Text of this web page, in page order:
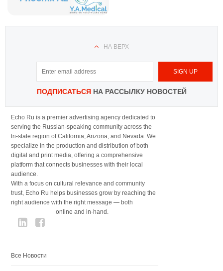
НА ВЕРХ
ПОДПИСАТЬСЯНА РАССЫЛКУ НОВОСТЕЙ
Echo Ru is a premier advertising agency dedicated to
serving the Russian-speaking community across the
tri-state region of California, Arizona, and Nevada. We
specialize in the production and distribution of both
digital and print media, offering a comprehensive
platform that connects businesses with their local
audience.
With a focus on cultural relevance and community
trust, Echo Ru helps businesses grow by reaching the
right audience with the right message — both
online and in-hand.
Все Новости